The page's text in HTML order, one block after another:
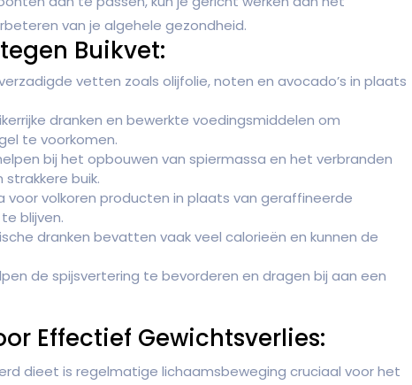
van je algehele gezondheid.
Buikvet:
vetten zoals olijfolie, noten en avocado’s in plaats
dranken en bewerkte voedingsmiddelen om
te voorkomen.
bij het opbouwen van spiermassa en het verbranden
buik.
voor volkoren producten in plaats van geraffineerde
blijven.
dranken bevatten vaak veel calorieën en kunnen de
de spijsvertering te bevorderen en dragen bij aan een
Effectief Gewichtsverlies:
dieet is regelmatige lichaamsbeweging cruciaal voor het